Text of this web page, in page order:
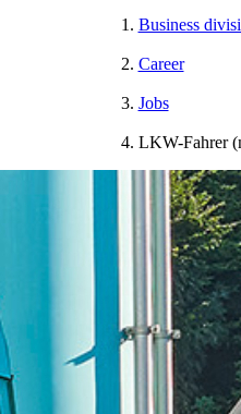
Business
Career
Jobs
LKW-Fahrer